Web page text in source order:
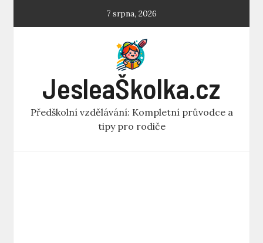
7 srpna, 2026
JesleaŠkolka.cz
Předškolní vzdělávání: Kompletní průvodce a
tipy pro rodiče